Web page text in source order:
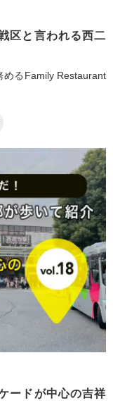
区と言われる西二
めるFamily Restaurant
ードが中心の吉祥